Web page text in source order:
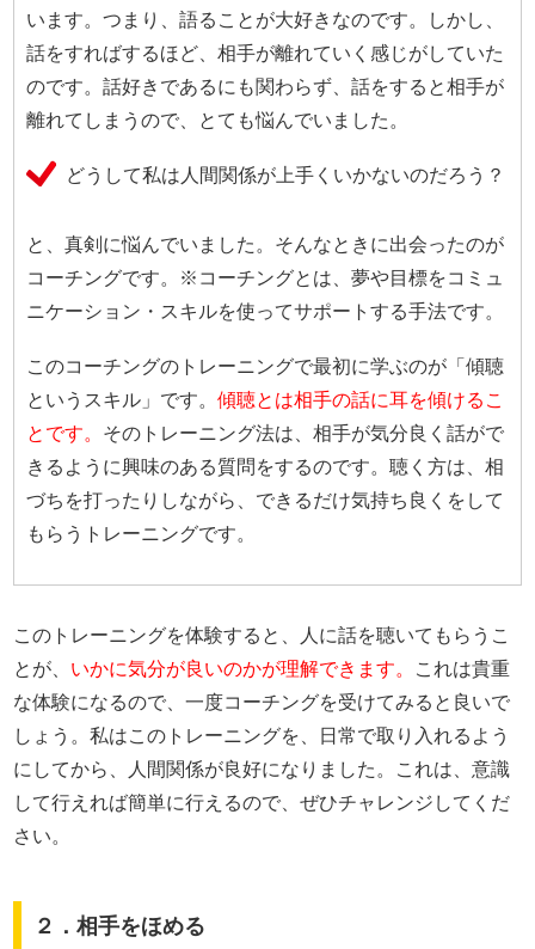
います。つまり、語ることが大好きなのです。しかし、
話をすればするほど、相手が離れていく感じがしていた
のです。話好きであるにも関わらず、話をすると相手が
離れてしまうので、とても悩んでいました。
どうして私は人間関係が上手くいかないのだろう？
と、真剣に悩んでいました。そんなときに出会ったのが
コーチングです。※コーチングとは、夢や目標をコミュ
ニケーション・スキルを使ってサポートする手法です。
このコーチングのトレーニングで最初に学ぶのが「傾聴
というスキル」です。傾聴とは相手の話に耳を傾けるこ
とです。 そのトレーニング法は、相手が気分良く話がで
きるように興味のある質問をするのです。聴く方は、相
づちを打ったりしながら、できるだけ気持ち良くをして
もらうトレーニングです。
このトレーニングを体験すると、人に話を聴いてもらうこ
とが、 いかに気分が良いのかが理解できます。
これは貴重
な体験になるので、一度コーチングを受けてみると良いで
しょう。私はこのトレーニングを、日常で取り入れるよう
にしてから、人間関係が良好になりました。これは、意識
して行えれば簡単に行えるので、ぜひチャレンジしてくだ
さい。
２．相手をほめる